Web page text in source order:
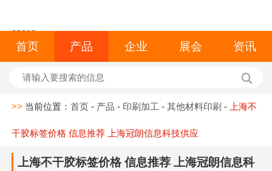
space
首页 产品 企业 展会 资讯
>> 当前位置：首页 - 产品 - 印刷加工 -其他材料印刷 - 上海不
干胶标签价格 信息推荐 上海冠朗信息科技供应
上海不干胶标签价格 信息推荐 上海冠朗信息科